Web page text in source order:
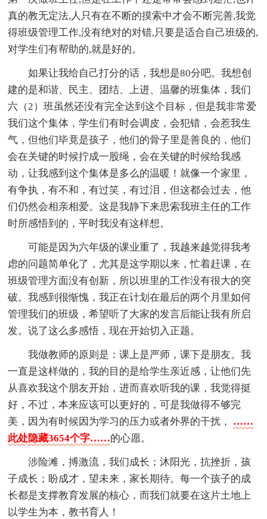
真的教无定法,人只有在不断的摸索中才会不断完善,我觉
得班级管理工作,没有绝对的对错,只要是适合自己班级的,
对学生们有帮助的,就是好的。
如果让我给自己打分的话，我想是80分吧。我想创
建的是和谐、民主、团结、上进、温馨的班集体，我们
六（2）班虽然还没有完全达到这个目标，但是我非常爱
我们这个集体，学生们有时会调皮，会犯错，会惹我生
气，但他们毕竟是孩子，他们的骨子里是善良的，他们
会在关键的时候拧成一股绳，会在关键的时候给我感
动，让我感到这个集体是多么的温暖！就像一个家里，
有争执，有不和，有过笑，有过泪，但这都会过去，他
们仍然会相亲相爱。这是我静下来思索我班主任的工作
时所感悟到的，平时我没有这样想。
可能是因为六年级的课业重了，我越来越觉得我考
虑的问题简单化了，尤其是这学期以来，忙着赶课，在
班级管理方面没有创新，所以班里的工作没有很大的突
破。我感到很惭愧，我正在计划在最后的两个月里如何
管理我们的班级，希望听了大家的发言后能让我有所启
发。说了这么多感悟，现在开始切入正题。
我做教师的原则是：课上是严师，课下是朋友。我
一直是这样做的，我的目的是给学生亲近感，让他们先
从喜欢我这个朋友开始，进而喜欢听我的课，我觉得挺
好，不过，本来应该可以更好的，可是我做得不够完
美，因为有时候因为学习的压力或者外界的干扰， ……
此处隐藏3654个字……的心愿。
涉险滩，搏激流，我们成长；沐阳光，抗挫折，孩
子成长；盼成才，望未来，家长期待。每一个孩子的成
长都是支撑教育发展的核心，而我们就要在这片土地上
以学生为本，教书育人！